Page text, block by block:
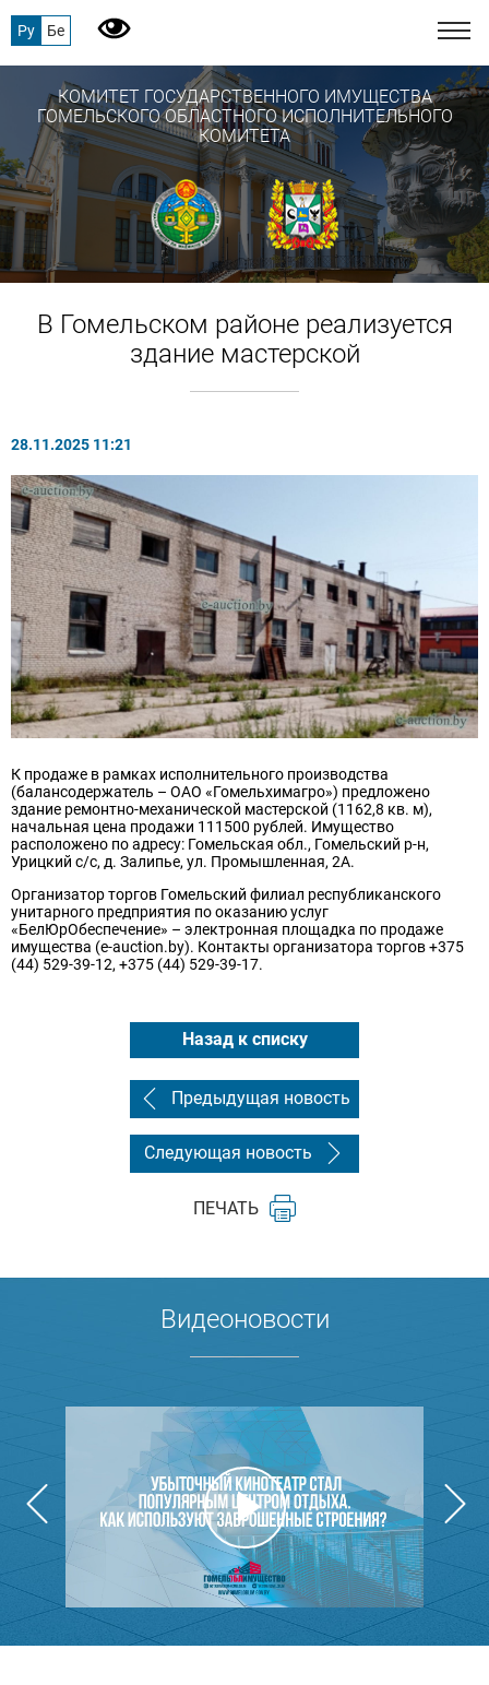
Ру Бе
КОМИТЕТ ГОСУДАРСТВЕННОГО ИМУЩЕСТВА
ГОМЕЛЬСКОГО ОБЛАСТНОГО ИСПОЛНИТЕЛЬНОГО
КОМИТЕТА
В Гомельском районе реализуется
здание мастерской
28.11.2025 11:21
К продаже в рамках исполнительного производства
(балансодержатель – ОАО «Гомельхимагро») предложено
здание ремонтно-механической мастерской (1162,8 кв. м),
начальная цена продажи 111500 рублей. Имущество
расположено по адресу: Гомельская обл., Гомельский р-н,
Урицкий с/с, д. Залипье, ул. Промышленная, 2А.
Организатор торгов Гомельский филиал республиканского
унитарного предприятия по оказанию услуг
«БелЮрОбеспечение» – электронная площадка по продаже
имущества (e-auction.by). Контакты организатора торгов +375
(44) 529-39-12, +375 (44) 529-39-17.
Назад к списку
Предыдущая новость
Следующая новость
ПЕЧАТЬ
Видеоновости